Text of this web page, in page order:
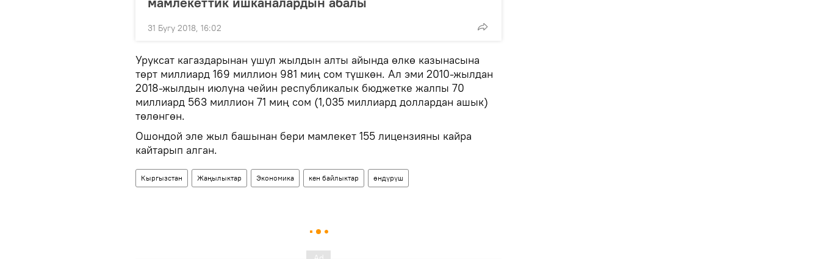
31 Бугу 2018, 16:02
Уруксат кагаздарынан ушул жылдын алты айында өлкө казынасына
төрт миллиард 169 миллион 981 миң сом түшкөн. Ал эми 2010-жылдан
2018-жылдын июлуна чейин республикалык бюджетке жалпы 70
миллиард 563 миллион 71 миң сом (1,035 миллиард доллардан ашык)
төлөнгөн.
Ошондой эле жыл башынан бери мамлекет 155 лицензияны кайра
кайтарып алган.
Кыргызстан Жаңылыктар Экономика кен байлыктар өндүрүш